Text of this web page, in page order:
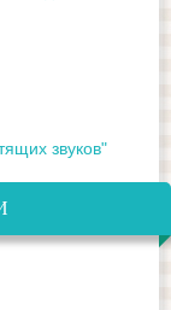
звуков"